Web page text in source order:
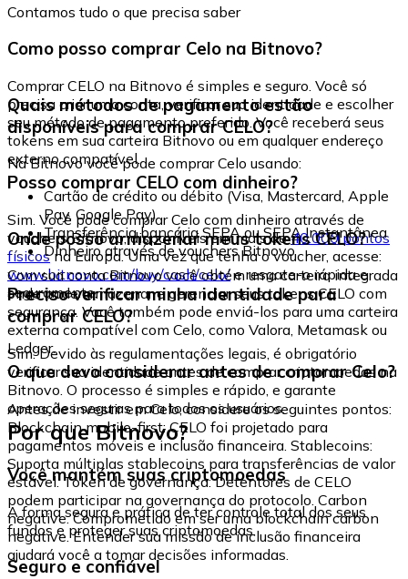
Contamos tudo o que precisa saber
Como posso comprar Celo na Bitnovo?
Comprar CELO na Bitnovo é simples e seguro. Você só
precisa criar uma conta, verificar sua identidade e escolher
seu método de pagamento preferido. Você receberá seus
tokens em sua carteira Bitnovo ou em qualquer endereço
externo compatível.
Quais métodos de pagamento estão
disponíveis para comprar CELO?
Na Bitnovo você pode comprar Celo usando:
Cartão de crédito ou débito (Visa, Mastercard, Apple
Pay, Google Pay)
Transferência bancária SEPA ou SEPA Instantânea
Dinheiro através de vouchers Bitnovo
Posso comprar CELO com dinheiro?
Sim. Você pode comprar Celo com dinheiro através de
vouchers Bitnovo, disponíveis em mais de40.000 pontos
físicosna Europa. Uma vez que tenha o voucher, acesse:
www.bitnovo.com/buy/cash/celo/e resgate-o rápida e
seguramente.
Onde posso armazenar meus tokens CELO?
Com sua conta Bitnovo você obtém uma carteira integrada
onde pode armazenar e gerenciar seus tokens CELO com
segurança. Você também pode enviá-los para uma carteira
externa compatível com Celo, como Valora, Metamask ou
Ledger.
Preciso verificar minha identidade para
comprar CELO?
Sim. Devido às regulamentações legais, é obrigatório
verificar sua identidade antes de comprar criptomoedas na
Bitnovo. O processo é simples e rápido, e garante
operações seguras para todos os usuários.
O que devo considerar antes de comprar Celo?
Antes de investir em Celo, considere os seguintes pontos:
Blockchain mobile-first: CELO foi projetado para
pagamentos móveis e inclusão financeira. Stablecoins:
Suporta múltiplas stablecoins para transferências de valor
estável. Token de governança: Detentores de CELO
podem participar na governança do protocolo. Carbon
negative: Comprometido em ser uma blockchain carbon
negative. Entender sua missão de inclusão financeira
ajudará você a tomar decisões informadas.
Por que Bitnovo?
Você mantém suas criptomoedas
A forma segura e prática de ter controle total dos seus
fundos e proteger suas criptomoedas.
Seguro e confiável